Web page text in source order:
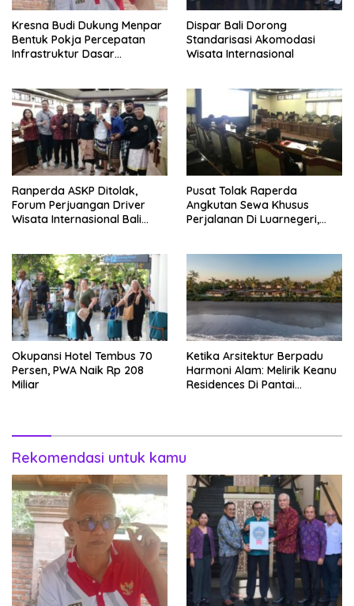
Kresna Budi Dukung Menpar
Bentuk Pokja Percepatan
Infrastruktur Dasar
Dispar Bali Dorong
Standarisasi Akomodasi
Wisata Internasional
Ranperda ASKP Ditolak,
Forum Perjuangan Driver
Wisata Internasional Bali
Pusat Tolak Raperda
Angkutan Sewa Khusus
Perjalanan Di Luarnegeri,
Okupansi Hotel Tembus 70
Persen, PWA Naik Rp 208
Miliar
Ketika Arsitektur Berpadu
Harmoni Alam: Melirik Keanu
Residences Di Pantai
Rekomendasi untuk kamu